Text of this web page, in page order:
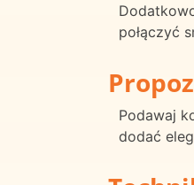
połączyć
Podawaj
dodać